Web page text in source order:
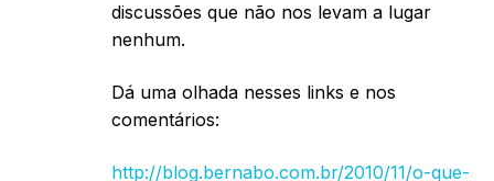
discussões que não nos levam a lugar
nenhum.
Dá uma olhada nesses links e nos
comentários:
http://blog.bernabo.com.br/2010/11/o-que-